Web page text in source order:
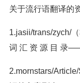
关于流行语翻译的
1.jasii/trans/zych/
词 汇 资 源 目 录
2.mornstars/